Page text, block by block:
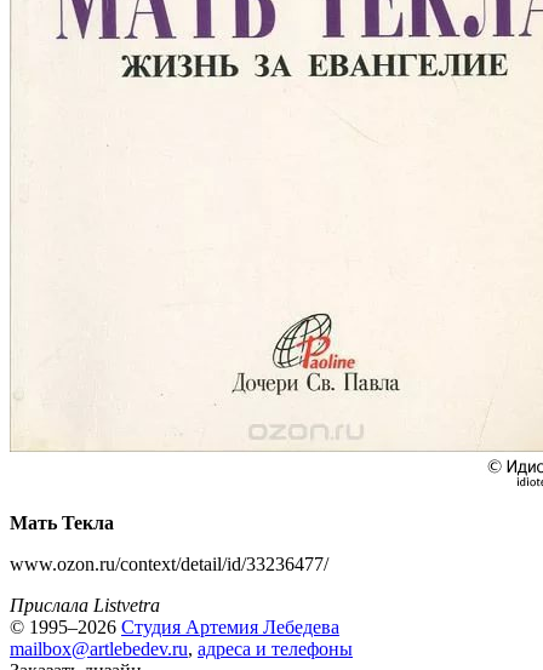
Мать Текла
www.ozon.ru/context/detail/id/33236477/
Прислала Listvetra
© 1995–2026 Студия Артемия Лебедева
mailbox@artlebedev.ru, адреса и телефоны